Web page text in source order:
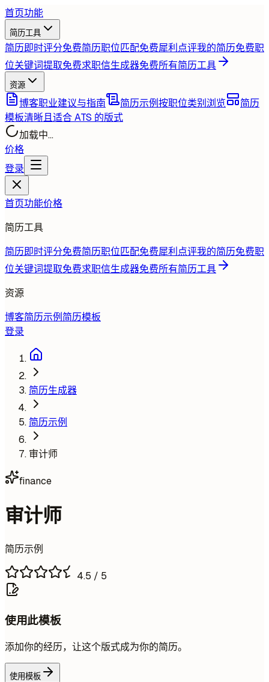
首页功能
简历工具
简历即时评分免费简历职位匹配免费犀利点评我的简历免费职
位关键词提取免费求职信生成器免费所有简历工具
资源
博客职业建议与指南 简历示例按职位类别浏览
简历
模板清晰且适合 ATS 的版式
加载中...
价格
登录
首页功能价格
简历工具
简历即时评分免费简历职位匹配免费犀利点评我的简历免费职
位关键词提取免费求职信生成器免费所有简历工具
资源
博客简历示例 简历模板
登录
简历生成器
简历示例
审计师
finance
审计师
简历示例
4.5 / 5
使用此模板
添加你的经历，让这个版式成为你的简历。
使用模板